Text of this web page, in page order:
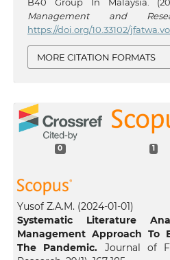
Management and
https://doi.org/10.33102/
MORE CITATION FORMATS
0 1
Yusof Z.A.M. (2024-01-01)
Systematic Literature
Management Approach To
The Pandemic.
Journal of